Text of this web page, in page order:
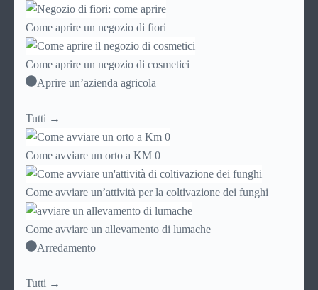
Come aprire un negozio di fiori
Come aprire un negozio di cosmetici
Aprire un’azienda agricola
Tutti →
Come avviare un orto a KM 0
Come avviare un’attività per la coltivazione dei funghi
Come avviare un allevamento di lumache
Arredamento
Tutti →